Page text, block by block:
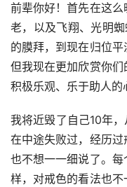
前辈你好！首先在这
老，以及飞翔、光明
的膜拜，到现在归位平
但我现在更加欣赏你
积极乐观、乐于助人的
我将近毁了自己10年
在中途失败过，经历
也不想一一细说了。
样，对戒色的看法也